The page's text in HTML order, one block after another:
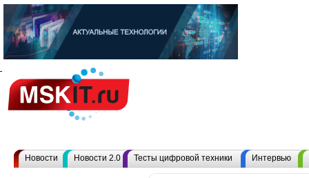
Новости Новости 2.0 Тесты цифровой техники Интервью